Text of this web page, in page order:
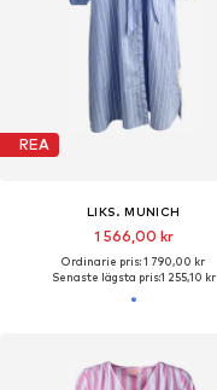
REA
LIKS. MUNICH
1 566,00 kr
Ordinarie pris: 1 790,00 kr
Senaste lägsta pris:1 255,10 kr